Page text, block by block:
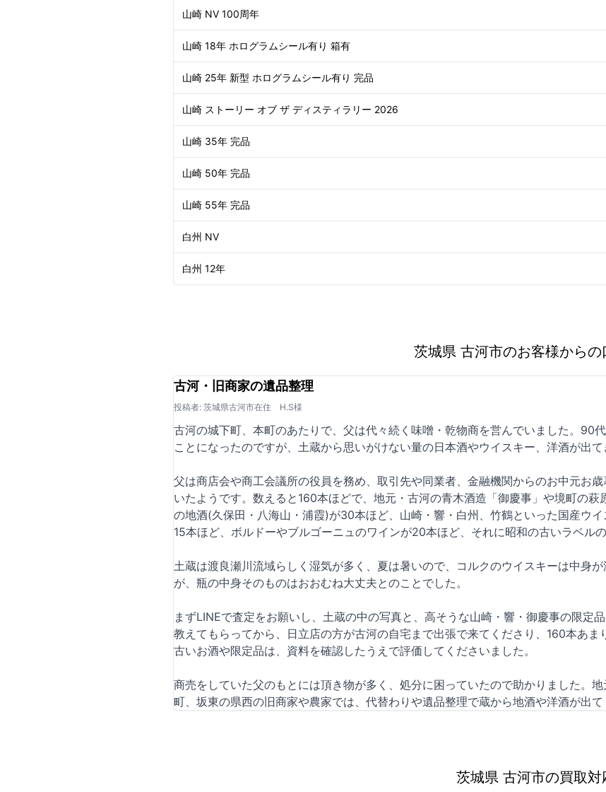
山崎 NV 100周年
山崎 18年 ホログラムシール有り 箱有
山崎 25年 新型 ホログラムシール有り 完品
山崎 ストーリー オブ ザ ディスティラリー 2026
山崎 35年 完品
山崎 50年 完品
山崎 55年 完品
白州 NV
白州 12年
茨城県 古河市のお客様からの
古河・旧商家の遺品整理
投稿者: 茨城県古河市在住 H.S様
古河の城下町、本町のあたりで、父は代々続く味噌・乾物商を営んでいました。90
ことになったのですが、土蔵から思いがけない量の日本酒やウイスキー、洋酒が出て
父は商店会や商工会議所の役員を務め、取引先や同業者、金融機関からのお中元お
いたようです。数えると160本ほどで、地元・古河の青木酒造「御慶事」や境町の
の地酒(久保田・八海山・浦霞)が30本ほど、山崎・響・白州、竹鶴といった国産ウ
15本ほど、ボルドーやブルゴーニュのワインが20本ほど、それに昭和の古いラベル
土蔵は渡良瀬川流域らしく湿気が多く、夏は暑いので、コルクのウイスキーは中身
が、瓶の中身そのものはおおむね大丈夫とのことでした。
まずLINEで査定をお願いし、土蔵の中の写真と、高そうな山崎・響・御慶事の限定
教えてもらってから、日立店の方が古河の自宅まで出張で来てくださり、160本あま
古いお酒や限定品は、資料を確認したうえで評価してくださいました。
商売をしていた父のもとには頂き物が多く、処分に困っていたので助かりました。
町、坂東の県西の旧商家や農家では、代替わりや遺品整理で蔵から地酒や洋酒が出て
茨城県 古河市の買取対